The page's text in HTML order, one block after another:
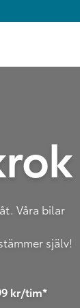
Våra bilar
själv!
kr/tim*